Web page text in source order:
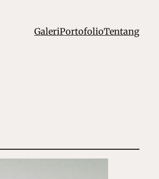
GaleriPortofolioTentang